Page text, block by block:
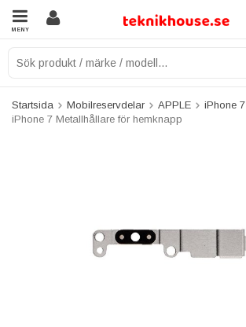
MENY
Startsida Mobilreservdelar APPLE
iPhone 7
iPhone 7 Metallhållare för hemknapp